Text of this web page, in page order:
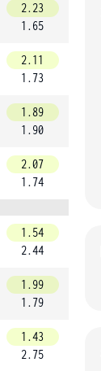
2.23
1.65
2.11
1.73
1.89
1.90
2.07
1.74
1.54
2.44
1.99
1.79
1.43
2.75